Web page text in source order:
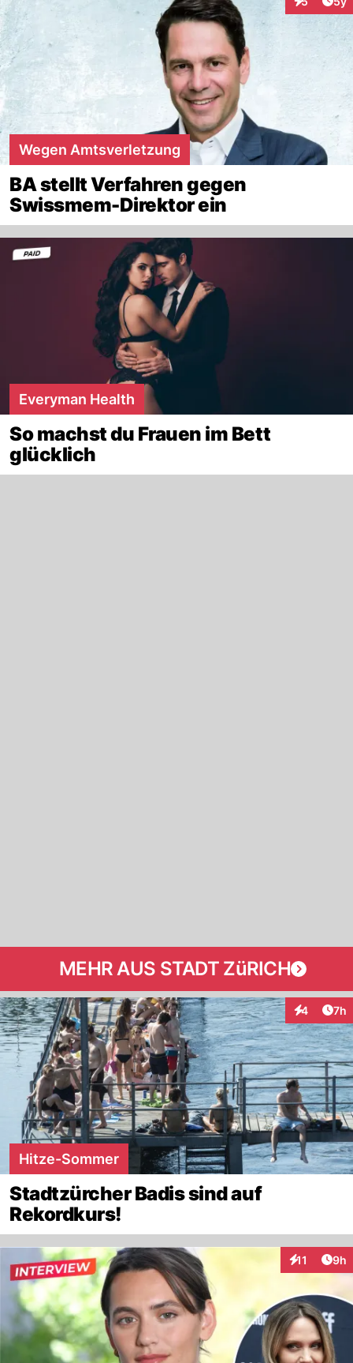
Wegen Amtsverletzung
BA stellt Verfahren gegen
Swissmem-Direktor ein
Everyman Health
So machst du Frauen im Bett
glücklich
MEHR AUS STADT ZüRICH
4 7h
Hitze-Sommer
Stadtzürcher Badis sind auf
Rekordkurs!
11 9h